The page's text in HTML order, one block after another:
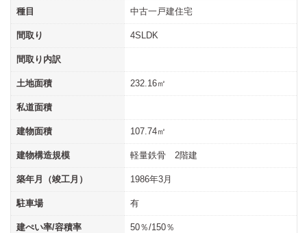
種目 中古一戸建住宅
間取り 4SLDK
間取り内訳
土地面積 232.16㎡
私道面積
建物面積 107.74㎡
建物構造規模 軽量鉄骨 2階建
築年月（竣工月） 1986年3月
駐車場 有
建ぺい率/容積率 50％/150％